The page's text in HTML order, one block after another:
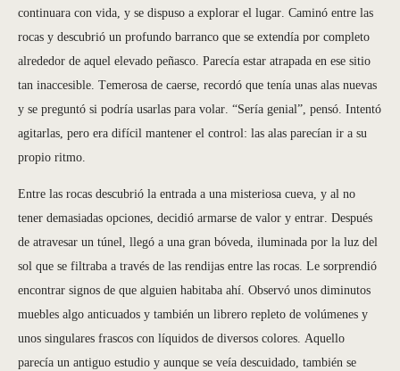
continuara con vida, y se dispuso a explorar el lugar. Caminó entre las
rocas y descubrió un profundo barranco que se extendía por completo
alrededor de aquel elevado peñasco. Parecía estar atrapada en ese sitio
tan inaccesible. Temerosa de caerse, recordó que tenía unas alas nuevas
y se preguntó si podría usarlas para volar. “Sería genial”, pensó. Intentó
agitarlas, pero era difícil mantener el control: las alas parecían ir a su
propio ritmo.
Entre las rocas descubrió la entrada a una misteriosa cueva, y al no
tener demasiadas opciones, decidió armarse de valor y entrar. Después
de atravesar un túnel, llegó a una gran bóveda, iluminada por la luz del
sol que se filtraba a través de las rendijas entre las rocas. Le sorprendió
encontrar signos de que alguien habitaba ahí. Observó unos diminutos
muebles algo anticuados y también un librero repleto de volúmenes y
unos singulares frascos con líquidos de diversos colores. Aquello
parecía un antiguo estudio y aunque se veía descuidado, también se